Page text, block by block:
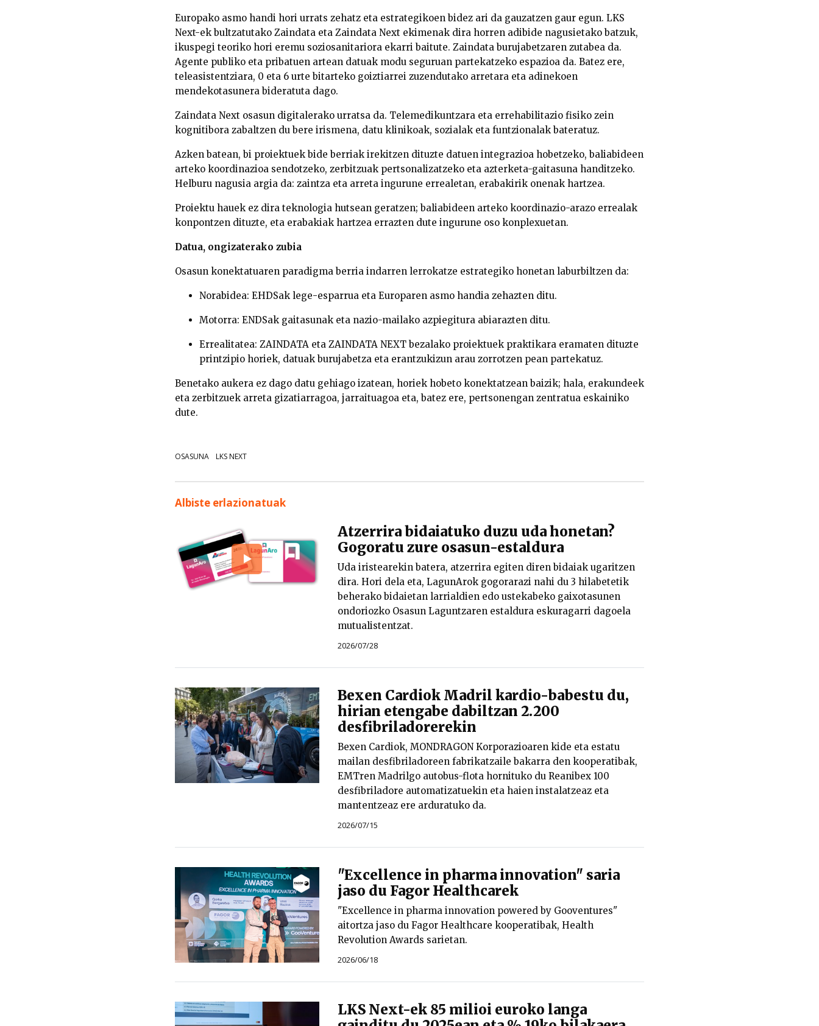
Europako asmo handi hori urrats zehatz eta estrategikoen bidez ari da gauzatzen gaur egun. LKS
Next-ek bultzatutako Zaindata eta Zaindata Next ekimenak dira horren adibide nagusietako batzuk,
ikuspegi teoriko hori eremu soziosanitariora ekarri baitute. Zaindata burujabetzaren zutabea da.
Agente publiko eta pribatuen artean datuak modu seguruan partekatzeko espazioa da. Batez ere,
teleasistentziara, 0 eta 6 urte bitarteko goiztiarrei zuzendutako arretara eta adinekoen
mendekotasunerabideratuta dago.
Zaindata Next osasun digitalerako urratsa da. Telemedikuntzara eta errehabilitazio fisiko zein
kognitibora zabaltzen du bere irismena, datu klinikoak, sozialak eta funtzionalak bateratuz.
Azken batean, bi proiektuek bide berriak irekitzen dituzte datuen integrazioa hobetzeko, baliabideen
arteko koordinazioa sendotzeko, zerbitzuak pertsonalizatzeko eta azterketa-gaitasuna handitzeko.
Helburu nagusia argia da: zaintza eta arreta ingurune errealetan, erabakirik onenak hartzea.
Proiektu hauek ez dira teknologia hutsean geratzen;baliabideen arteko koordinazio-arazo errealak
konpontzen dituzte, eta erabakiak hartzea errazten dute ingurune oso konplexuetan.
Datua, ongizaterako zubia
Osasun konektatuaren paradigma berria indarren lerrokatze estrategiko honetan laburbiltzen da:
Norabidea: EHDSak lege-esparrua eta Europaren asmo handia zehazten ditu.
Motorra: ENDSak gaitasunak eta nazio-mailako azpiegitura abiarazten ditu.
Errealitatea: ZAINDATA eta ZAINDATA NEXT bezalako proiektuek praktikara eramaten dituzte
printzipio horiek, datuak burujabetza eta erantzukizun arau zorrotzen pean partekatuz.
Benetako aukera ez dago datu gehiago izatean, horiek hobeto konektatzean baizik; hala, erakundeek
eta zerbitzuek arreta gizatiarragoa, jarraituagoa eta, batez ere, pertsonengan zentratua eskainiko
dute.
OSASUNA LKS NEXT
Albiste erlazionatuak
Atzerrira bidaiatuko duzu uda honetan?
Gogoratu zure osasun-estaldura
Uda iristearekin batera, atzerrira egiten diren bidaiak ugaritzen
dira. Hori dela eta, LagunArok gogorarazi nahi du 3 hilabetetik
beherako bidaietan larrialdien edo ustekabeko gaixotasunen
ondoriozko Osasun Laguntzaren estaldura eskuragarri dagoela
mutualistentzat.
2026/07/28
Bexen Cardiok Madril kardio-babestu du,
hirian etengabe dabiltzan 2.200
desfibriladorerekin
Bexen Cardiok, MONDRAGON Korporazioaren kide eta estatu
mailan desfibriladoreen fabrikatzaile bakarra den kooperatibak,
EMTren Madrilgo autobus-flota hornituko du Reanibex 100
desfibriladore automatizatuekin eta haien instalatzeaz eta
mantentzeaz ere arduratuko da.
2026/07/15
"Excellence in pharma innovation" saria
jaso du Fagor Healthcarek
"Excellence in pharma innovation powered by Gooventures"
aitortza jaso du Fagor Healthcare kooperatibak, Health
Revolution Awards sarietan.
2026/06/18
LKS Next-ek 85 milioi euroko langa